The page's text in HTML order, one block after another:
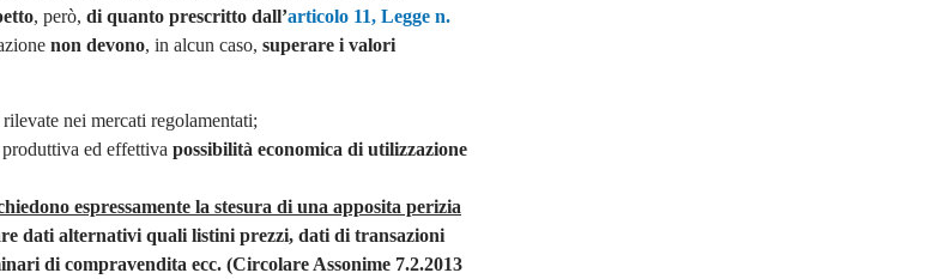
, però, di quanto prescritto dall’articolo 11, Legge n.
non devono, in alcun caso, superare i valori
nei mercati regolamentati;
ed effettiva possibilità economica di utilizzazione
espressamente la stesura di una apposita perizia
dati alternativi quali listini prezzi, dati di transazioni
di compravendita ecc. (Circolare Assonime 7.2.2013